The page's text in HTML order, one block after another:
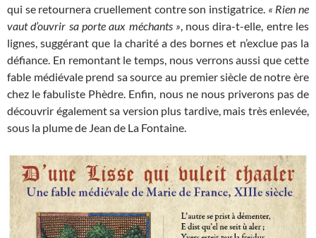
qui se retournera cruellement contre son instigatrice. « Rien ne
vaut d’ouvrir sa porte aux méchants », nous dira-t-elle, entre les
lignes, suggérant que la charité a des bornes et n’exclue pas la
défiance. En remontant le temps, nous verrons aussi que cette
fable médiévale prend sa source au premier siècle de notre ère
chez le fabuliste Phèdre. Enfin, nous ne nous priverons pas de
découvrir également sa version plus tardive, mais très enlevée,
sous la plume de Jean de La Fontaine.